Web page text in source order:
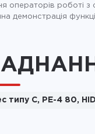
операторів роботі з
демонстрація
типу C, PE-4 80,